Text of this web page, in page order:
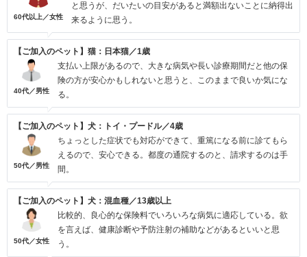
60代以上／女性
と思うが、だいたいの目安があると満額出ないことに納得出
来るように思う。
【ご加入のペット】猫：日本猫／1歳
40代／男性
支払い上限があるので、大きな病気や長い診療期間だと他の保
険の方が安心かもしれないと思うと、このままで良いか気にな
る。
【ご加入のペット】犬：トイ・プードル／4歳
50代／男性
ちょっとした症状でも対応ができて、重篤になる前に診てもら
えるので、安心できる。都度の通院するのと、請求するのは手
間。
【ご加入のペット】犬：混血種／13歳以上
50代／女性
比較的、良心的な保険料でいろいろな病気に適応している。欲
を言えば、健康診断や予防注射の補助などがあるといいと思
う。